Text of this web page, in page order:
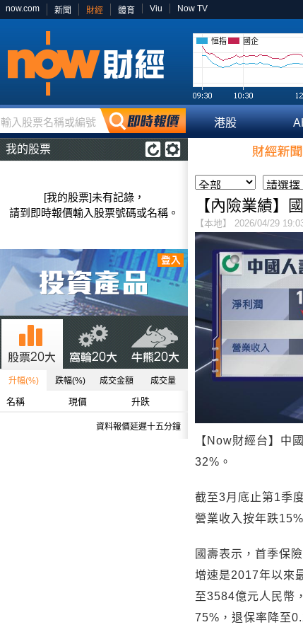
now.com 新聞 財經 體育 Viu Now TV
恒指 國企
輸入股票名稱或編號 港股
我的股票
[我的股票]未有記錄，
請到即時報價輸入股票號碼或名稱。
升幅(%) 跌幅(%) 成交金額 成交量
名稱 現價 升跌
資料報價延遲十五分鐘
【內險業績】
【本地】 2026/04/29
【Now財經台】中
32%。
截至3月底止第1季
營業收入按年跌
國壽表示，首季保
增速是2017年以來
至3584億元人民幣
75%，退保率降至